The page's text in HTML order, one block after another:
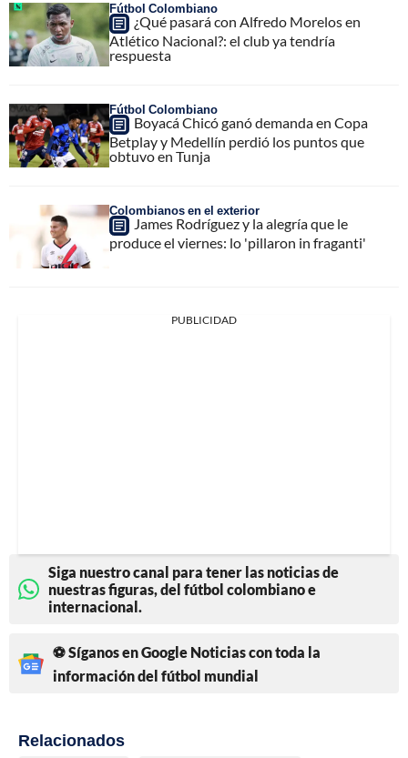
Fútbol Colombiano
¿Qué pasará con Alfredo Morelos en
Atlético Nacional?: el club ya tendría
respuesta
Fútbol Colombiano
Boyacá Chicó ganó demanda en Copa
Betplay y Medellín perdió los puntos que
obtuvo en Tunja
Colombianos en el exterior
James Rodríguez y la alegría que le
produce el viernes: lo 'pillaron in fraganti'
PUBLICIDAD
Siga nuestro canal para tener las noticias de
nuestras figuras, del fútbol colombiano e
internacional.
⚽ Síganos en Google Noticias con toda la
información del fútbol mundial
Relacionados